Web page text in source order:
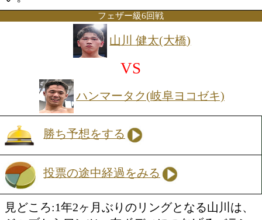
中垣 龍汰朗(大橋)
VS
森 大悟(ミツキ)
投票の途中経過をみる
見どころ:日本Sフライ級13位の中垣は、